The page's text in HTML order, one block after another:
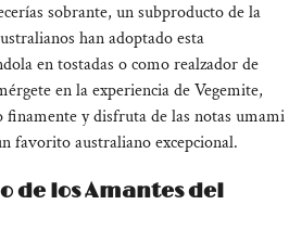
sobrante, un subproducto de la
han adoptado esta
en tostadas o como realzador de
en la experiencia de Vegemite,
finamente y disfruta de las notas umami
favorito australiano excepcional.
de los Amantes del